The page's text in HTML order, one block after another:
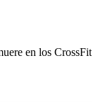
en los CrossFit